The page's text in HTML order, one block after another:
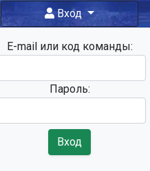
Вход
E-mail или код команды:
Пароль:
Вход